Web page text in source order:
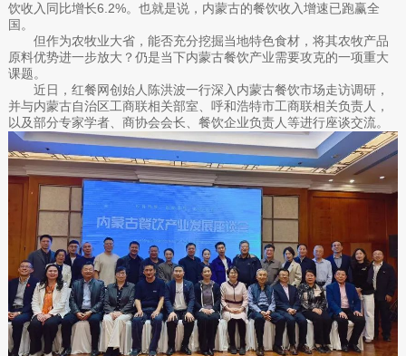
饮收入同比增长6.2%。也就是说，内蒙古的餐饮收入增速已跑赢全
国。
但作为农牧业大省，能否充分挖掘当地特色食材，将其农牧产品
原料优势进一步放大？仍是当下内蒙古餐饮产业需要攻克的一项重大
课题。
近日，红餐网创始人陈洪波一行深入内蒙古餐饮市场走访调研，
并与内蒙古自治区工商联相关部室、呼和浩特市工商联相关负责人，
以及部分专家学者、商协会会长、餐饮企业负责人等进行座谈交流。